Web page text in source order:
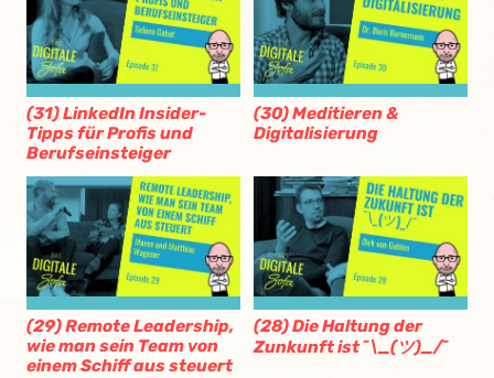
(31) LinkedIn Insider-
Tipps für Profis und
Berufseinsteiger
(30) Meditieren &
Digitalisierung
(29) Remote Leadership,
wie man sein Team von
einem Schiff aus steuert
(28) Die Haltung der
Zunkunft ist ¯\_(ツ)_/¯